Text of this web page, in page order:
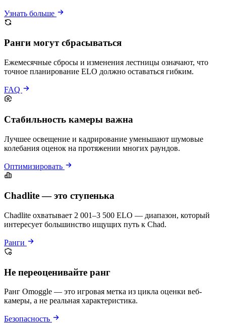
Узнать больше
Ранги могут сбрасываться
Ежемесячные сбросы и изменения лестницы означают, что
точное планирование ELO должно оставаться гибким.
FAQ
Стабильность камеры важна
Лучшее освещение и кадрирование уменьшают шумовые
колебания оценок на протяжении многих раундов.
Оптимизировать
Chadlite — это ступенька
Chadlite охватывает 2 001–3 500 ELO — диапазон, который
интересует большинство ищущих путь к Chad.
Ранги
Не переоценивайте ранг
Ранг Omoggle — это игровая метка из цикла оценки веб-
камеры, а не реальная характеристика.
Безопасность